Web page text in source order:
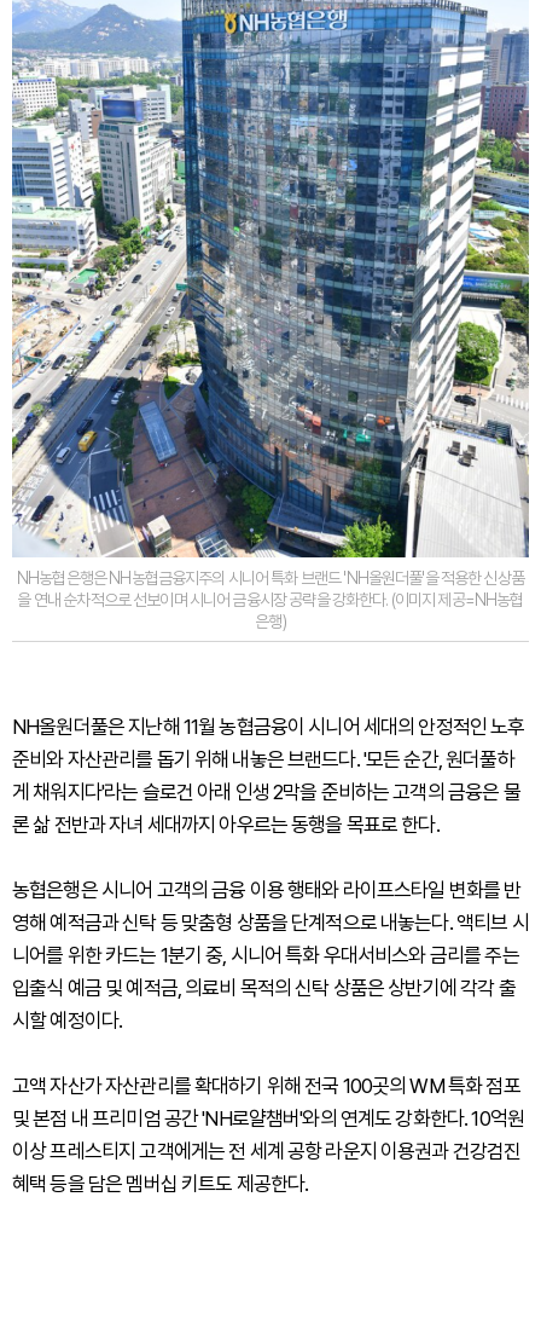
NH농협은행은 NH농협금융지주의 시니어 특화 브랜드 'NH올원더풀'을 적용한 신상품
을 연내 순차적으로 선보이며 시니어 금융시장 공략을 강화한다. (이미지 제공=NH농협
은행)
NH올원더풀은 지난해 11월 농협금융이 시니어 세대의 안정적인 노후
준비와 자산관리를 돕기 위해 내놓은 브랜드다. '모든 순간, 원더풀하
게 채워지다'라는 슬로건 아래 인생 2막을 준비하는 고객의 금융은 물
론 삶 전반과 자녀 세대까지 아우르는 동행을 목표로 한다.
농협은행은 시니어 고객의 금융 이용 행태와 라이프스타일 변화를 반
영해 예적금과 신탁 등 맞춤형 상품을 단계적으로 내놓는다. 액티브 시
니어를 위한 카드는 1분기 중, 시니어 특화 우대서비스와 금리를 주는
입출식 예금 및 예적금, 의료비 목적의 신탁 상품은 상반기에 각각 출
시할 예정이다.
고액 자산가 자산관리를 확대하기 위해 전국 100곳의 WM 특화 점포
및 본점 내 프리미엄 공간 'NH로얄챔버'와의 연계도 강화한다. 10억원
이상 프레스티지 고객에게는 전 세계 공항 라운지 이용권과 건강검진
혜택 등을 담은 멤버십 키트도 제공한다.